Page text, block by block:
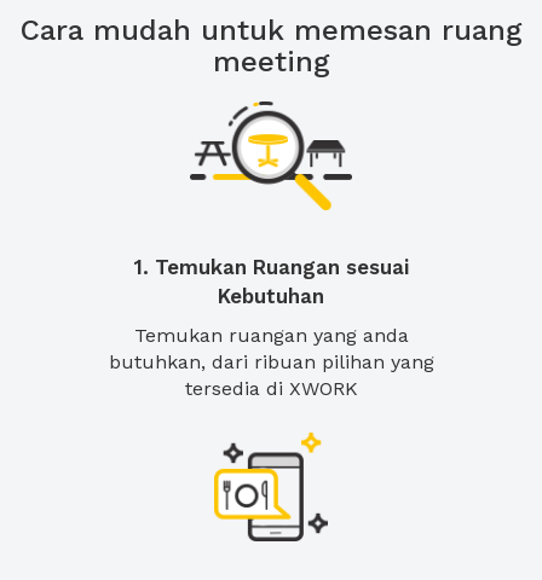
Cara mudah untuk memesan ruang
meeting
1. Temukan Ruangan sesuai
Kebutuhan
Temukan ruangan yang anda
butuhkan, dari ribuan pilihan yang
tersedia di XWORK